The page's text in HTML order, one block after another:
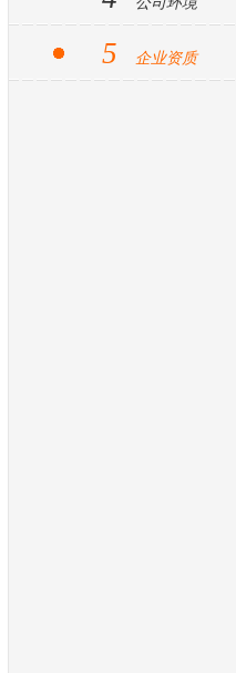
5 企业资质